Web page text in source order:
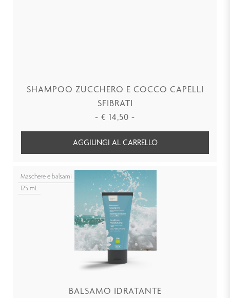
SHAMPOO ZUCCHERO E COCCO CAPELLI
SFIBRATI
- € 14,50 -
AGGIUNGI AL CARRELLO
Maschere e balsami
125 mL
BALSAMO IDRATANTE